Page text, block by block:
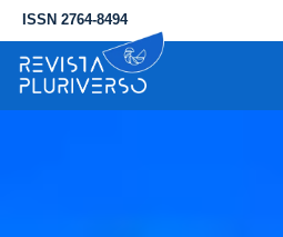
ISSN 2764-8494